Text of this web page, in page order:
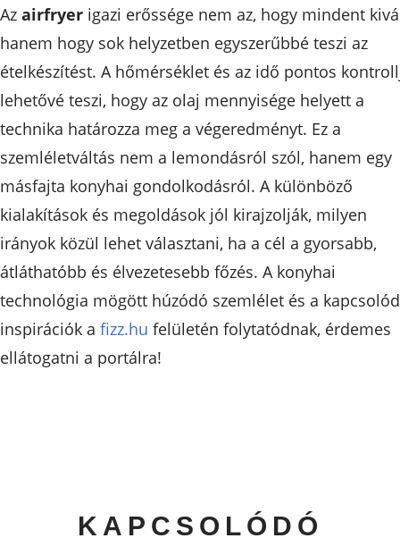
Az airfryer igazi erőssége nem az, hogy mindent
hanem hogy sok helyzetben egyszerűbbé teszi az
ételkészítést. A hőmérséklet és az idő pontos
lehetővé teszi, hogy az olaj mennyisége helyett a
technika határozza meg a végeredményt. Ez a
szemléletváltás nem a lemondásról szól, hanem egy
másfajta konyhai gondolkodásról. A különböző
kialakítások és megoldások jól kirajzolják, milyen
irányok közül lehet választani, ha a cél a gyorsabb,
átláthatóbb és élvezetesebb főzés. A konyhai
technológia mögött húzódó szemlélet és a
inspirációk a fizz.hu felületén folytatódnak, érdemes
ellátogatni a portálra!
KAPCSOLÓDÓ